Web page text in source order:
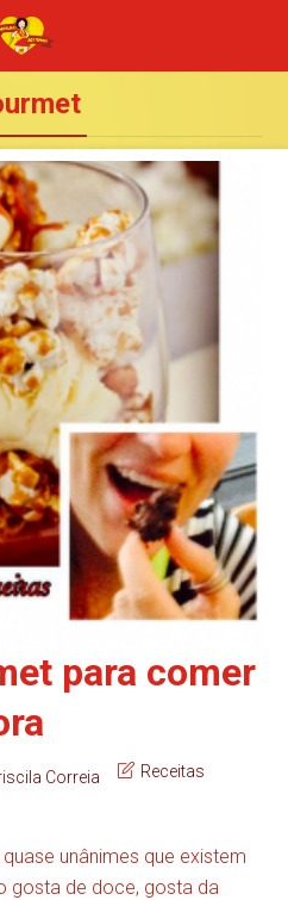
para comer
Correia Receitas
unânimes que existem
gosta de doce, gosta da